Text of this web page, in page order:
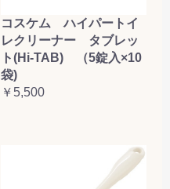
コスケム ハイパートイ
レクリーナー タブレッ
ト(Hi-TAB) （5錠入×10
袋)
￥5,500